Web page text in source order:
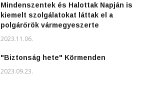
Mindenszentek és Halottak Napján is
kiemelt szolgálatokat láttak el a
polgárőrök vármegyeszerte
2023.11.06.
"Biztonság hete" Körmenden
2023.09.23.